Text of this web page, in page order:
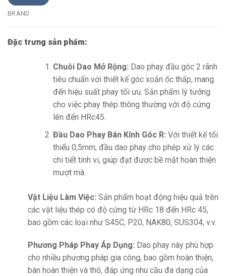
BRAND
Đặc trưng sản phẩm:
Chuôi Dao Mở Rộng: Dao phay đầu góc 2 rãnh
tiêu chuẩn với thiết kế góc xoắn ốc thấp, mang
đến hiệu suất phay tối ưu. Sản phẩm lý tưởng
cho việc phay thép thông thường với độ cứng
lên đến HRc45.
Đầu Dao Phay Bán Kính Góc R: Với thiết kế tối
thiểu 0,5mm, đầu dao phay cho phép xử lý các
chi tiết tinh vi, giúp đạt được bề mặt hoàn thiện
mượt mà.
Vật Liệu Làm Việc: Sản phẩm hoạt động hiệu quả trên
các vật liệu thép có độ cứng từ HRc 18 đến HRc 45,
bao gồm các loại như S45C, P20, NAK80, SUS304, v.v.
Phương Pháp Phay Áp Dụng: Dao phay này phù hợp
cho nhiều phương pháp gia công, bao gồm hoàn thiện,
bán hoàn thiện và thô, đáp ứng nhu cầu đa dạng của